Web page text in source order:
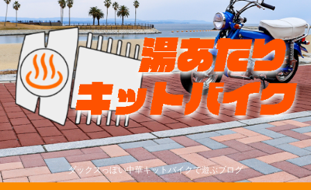
ダックスっぽい中華キットバイクで遊ぶブログ